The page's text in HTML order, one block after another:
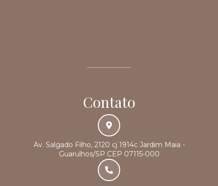
Contato
Av. Salgado Filho, 2120 cj 1914c Jardim Maia -
Guarulhos/SP CEP 07115-000